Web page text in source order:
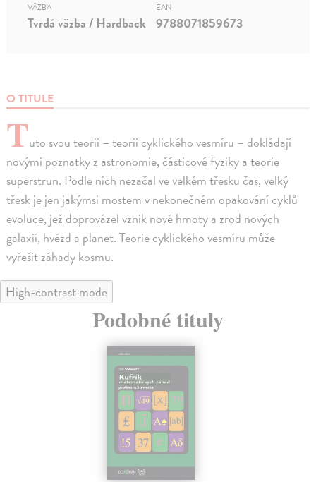
O TITULE
Tuto svou teorii – teorii cyklického vesmíru – dokládají
novými poznatky z astronomie, částicové fyziky a teorie
superstrun. Podle nich nezačal ve velkém třesku čas, velký
třesk je jen jakýmsi mostem v nekonečném opakování cyklů
evoluce, jež doprovázel vznik nové hmoty a zrod nových
galaxií, hvězd a planet. Teorie cyklického vesmíru může
vyřešit záhady kosmu.
VÄZBA
Tvrdá väzba / Hardback
EAN
9788071859673
High-contrast mode
Podobné tituly